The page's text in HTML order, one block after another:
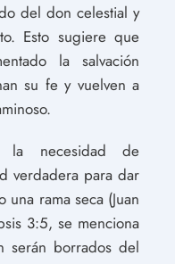
del don celestial y
Esto sugiere que
la salvación
su fe y vuelven a
la necesidad de
verdadera para dar
rama seca (Juan
3:5, se menciona
serán borrados del